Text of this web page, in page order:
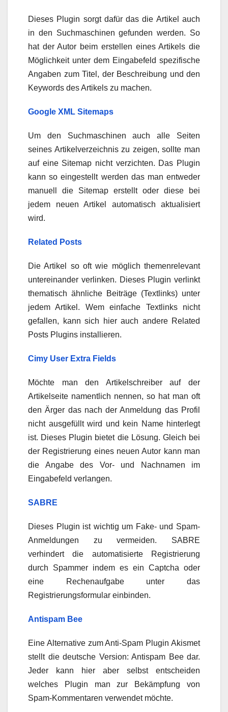
Dieses Plugin sorgt dafür das die Artikel auch
in den Suchmaschinen gefunden werden. So
hat der Autor beim erstellen eines Artikels die
Möglichkeit unter dem Eingabefeld spezifische
Angaben zum Titel, der Beschreibung und den
Keywords des Artikels zu machen.
Google XML Sitemaps
Um den Suchmaschinen auch alle Seiten
seines Artikelverzeichnis zu zeigen, sollte man
auf eine Sitemap nicht verzichten. Das Plugin
kann so eingestellt werden das man entweder
manuell die Sitemap erstellt oder diese bei
jedem neuen Artikel automatisch aktualisiert
wird.
Related Posts
Die Artikel so oft wie möglich themenrelevant
untereinander verlinken. Dieses Plugin verlinkt
thematisch ähnliche Beiträge (Textlinks) unter
jedem Artikel. Wem einfache Textlinks nicht
gefallen, kann sich hier auch andere Related
Posts Plugins installieren.
Cimy User Extra Fields
Möchte man den Artikelschreiber auf der
Artikelseite namentlich nennen, so hat man oft
den Ärger das nach der Anmeldung das Profil
nicht ausgefüllt wird und kein Name hinterlegt
ist. Dieses Plugin bietet die Lösung. Gleich bei
der Registrierung eines neuen Autor kann man
die Angabe des Vor- und Nachnamen im
Eingabefeld verlangen.
SABRE
Dieses Plugin ist wichtig um Fake- und Spam-
Anmeldungen zu vermeiden. SABRE
verhindert die automatisierte Registrierung
durch Spammer indem es ein Captcha oder
eine Rechenaufgabe unter das
Registrierungsformular einbinden.
Antispam Bee
Eine Alternative zum Anti-Spam Plugin Akismet
stellt die deutsche Version: Antispam Bee dar.
Jeder kann hier aber selbst entscheiden
welches Plugin man zur Bekämpfung von
Spam-Kommentaren verwendet möchte.